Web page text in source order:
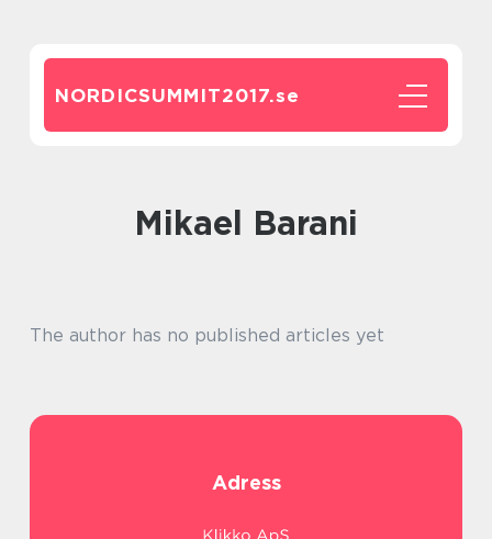
NORDICSUMMIT2017.se
Mikael Barani
The author has no published articles yet
Adress